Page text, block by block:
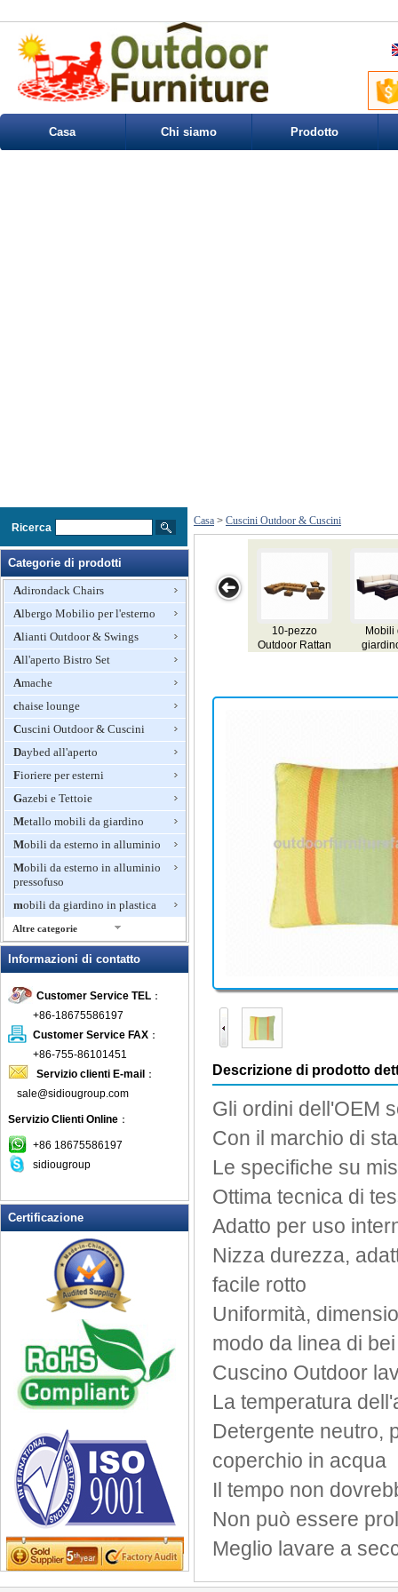
Casa Chi siamo Prodotto
Ricerca
Categorie di prodotti
Adirondack Chairs
Albergo Mobilio per l'esterno
Alianti Outdoor & Swings
All'aperto Bistro Set
Amache
chaise lounge
Cuscini Outdoor & Cuscini
Daybed all'aperto
Fioriere per esterni
Gazebi e Tettoie
Metallo mobili da giardino
Mobili da esterno in alluminio
Mobili da esterno in alluminio
pressofuso
mobili da giardino in plastica
Altre categorie
Mobili da giardino in rattan
Mobili di bambù per esterni
Mobili di lusso per esterni
mobili in legno per esterni
Mobili in teak
Mosaico mobili da giardino
Panche invasatura
Panchina da giardino
Patio Set
Pits fuoco all'aperto
Rocking Chairs all'aperto
Sedia pieghevole
Sedie patio esterno
Tavoli da picnic
Tempo libero Tabella
Wicker Patio Mobili
Woodard Mobili
Informazioni di contatto
Customer Service TEL ：
+86-18675586197
Customer Service FAX ：
+86-755-86101451
Servizio clienti E-mail ：
sale@sidiougroup.com
Servizio Clienti Online ：
+86 18675586197
sidiougroup
Certificazione
Casa > Cuscini Outdoor & Cuscini
Outdoor Rattan
cuscini
giardino in
Descrizione di prodotto
Gli ordini dell'OEM
Con il marchio di
Le specifiche su
Ottima tecnica di
Adatto per uso
Nizza durezza,
facile rotto
Uniformità,
modo da linea di
Cuscino Outdoor
La temperatura
Detergente neutro,
coperchio in acqua
Il tempo non
Non può essere
Meglio lavare a